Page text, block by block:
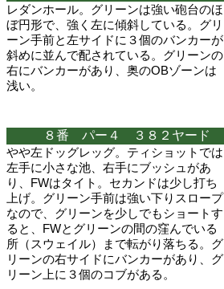
レダンホール。グリーンは強い砲台のほ
ぼ円形で、強く左に傾斜している。グリ
ーン手前と左サイドに３個のバンカーが
斜めに並んで配されている。グリーンの
右にバンカーがあり、奥のOBゾーンは
浅い。
８番 パー４ ３８２ヤード
やや左ドッグレッグ。ティショットでは
左手に小さな池、右手にブッシュがあ
り、FWはタイト。セカンドは少し打ち
上げ。グリーン手前は強い下りスロープ
なので、グリーンを少しでもショートす
ると、FWとグリーンの間の窪んでいる
所（スウェイル）まで転がり落ちる。グ
リーンの右サイドにバンカーがあり、グ
リーン上に３個のコブがある。